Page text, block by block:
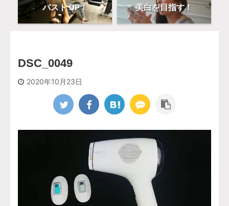
バスト UP！ 美白を目指す！
DSC_0049
2020年10月23日